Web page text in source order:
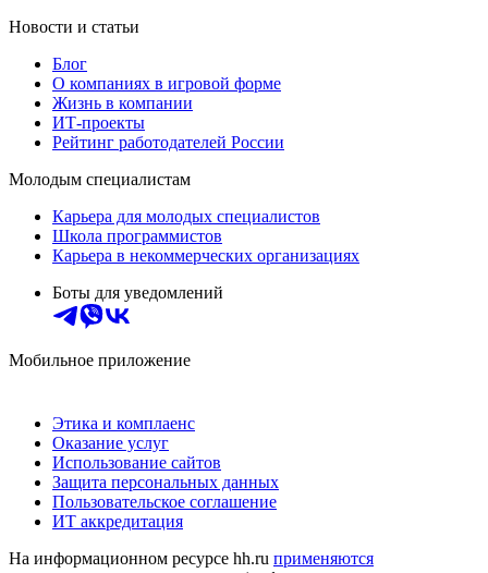
Новости и статьи
Блог
О компаниях в игровой форме
Жизнь в компании
ИТ-проекты
Рейтинг работодателей России
Молодым специалистам
Карьера для молодых специалистов
Школа программистов
Карьера в некоммерческих организациях
Боты для уведомлений
Мобильное приложение
Этика и комплаенс
Оказание услуг
Использование сайтов
Защита персональных данных
Пользовательское соглашение
ИТ аккредитация
На информационном ресурсе hh.ru применяются